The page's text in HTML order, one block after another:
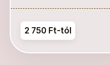
2 750 Ft-tól